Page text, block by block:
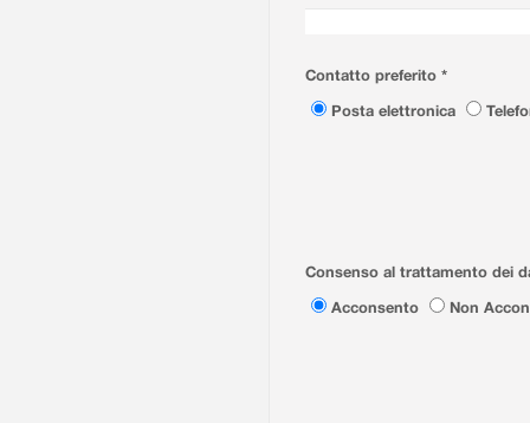
Contatto preferito *
Posta elettronica
Consenso al trattamento dei
Acconsento
Non